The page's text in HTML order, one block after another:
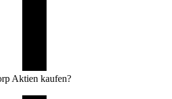
Aktien kaufen?